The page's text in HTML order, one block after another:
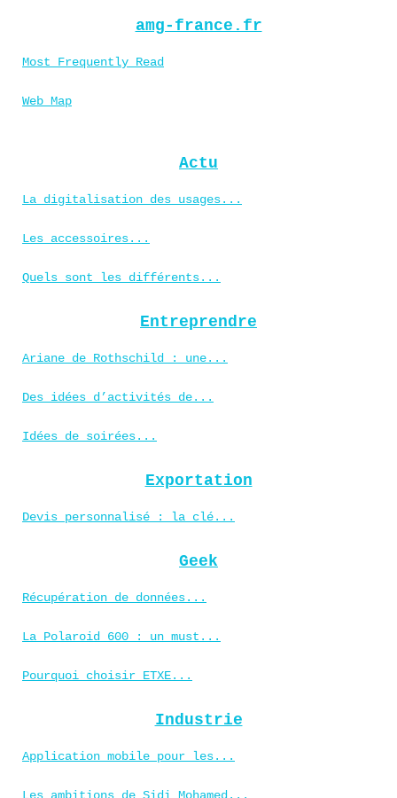
amg-france.fr
Most Frequently Read
Web Map
Actu
La digitalisation des usages...
Les accessoires...
Quels sont les différents...
Entreprendre
Ariane de Rothschild : une...
Des idées d’activités de...
Idées de soirées...
Exportation
Devis personnalisé : la clé...
Geek
Récupération de données...
La Polaroid 600 : un must...
Pourquoi choisir ETXE...
Industrie
Application mobile pour les...